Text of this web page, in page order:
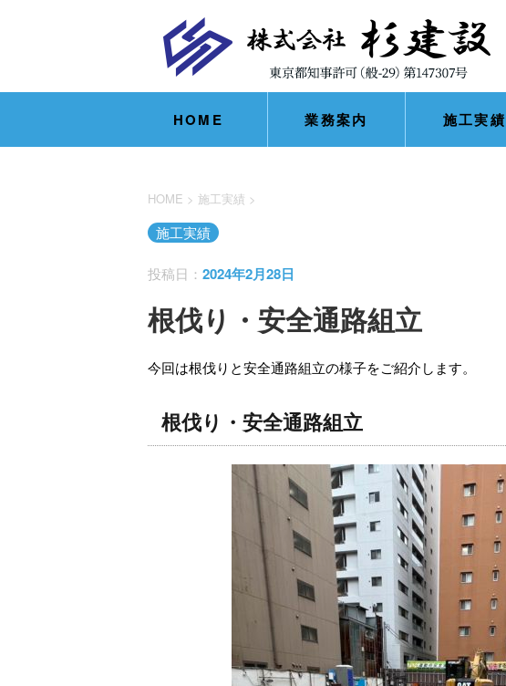
HOME 業務案内 施工実績
HOME > 施工実績 >
施工実績
投稿日： 2024年2月28日
根伐り・安全通路組立
今回は根伐りと安全通路組立の様子をご紹介します。
根伐り・安全通路組立